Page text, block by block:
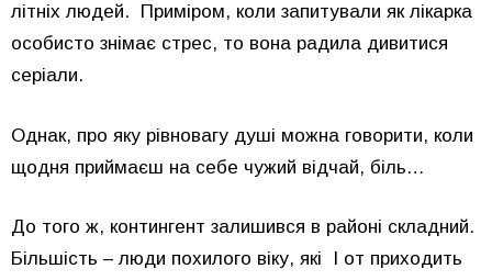
літніх людей. Приміром, коли запитували як лікарка
особисто знімає стрес, то вона радила дивитися
серіали.
Однак, про яку рівновагу душі можна говорити, коли
щодня приймаєш на себе чужий відчай, біль…
До того ж, контингент залишився в районі складний.
Більшість – люди похилого віку, які І от приходить